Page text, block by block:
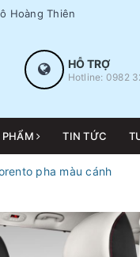
Hoàng Thiên
HỖ TRỢ
Hotline: 0982
PHẨM TIN TỨC
pha màu cánh